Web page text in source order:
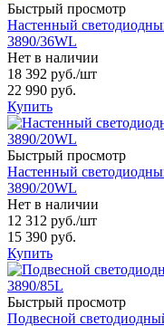
Быстрый просмотр
Настенный
3890/36WL
Нет в наличии
18 392 руб./шт
22 990 руб.
Купить
Быстрый просмотр
Настенный
3890/20WL
Нет в наличии
12 312 руб./шт
15 390 руб.
Купить
Быстрый просмотр
Подвесной